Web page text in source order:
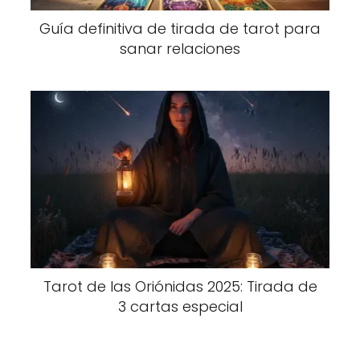
Guía definitiva de tirada de tarot para
sanar relaciones
Tarot de las Oriónidas 2025: Tirada de
3 cartas especial